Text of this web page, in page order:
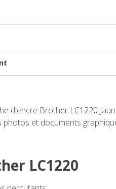
d'encre Brother LC1220
et documents
LC1220